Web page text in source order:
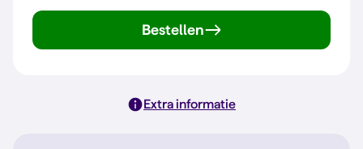
Bestellen
Extra informatie